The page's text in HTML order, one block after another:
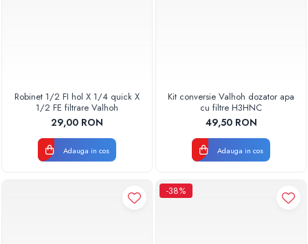
Robinet 1/2 FI hol X 1/4 quick X
1/2 FE filtrare Valhoh
29,00 RON
Adauga in cos
Kit conversie Valhoh dozator apa
cu filtre H3HNC
49,50 RON
Adauga in cos
-38%